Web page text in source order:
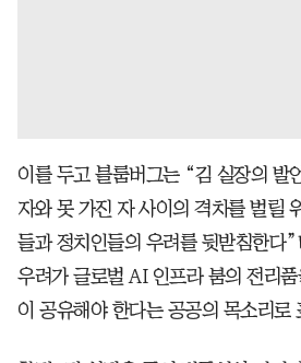
이를 두고 블룸버그는 “김 실장의 발
자와 못 가진 자 사이의 격차를 벌릴
들과 정치인들의 우려를 뒷받침한다
우려가 글로벌 AI 인프라 붐의 전리
이 공유해야 한다는 공공의 목소리로